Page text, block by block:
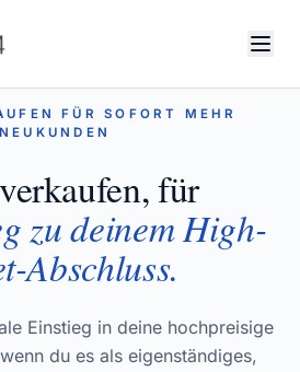
FÜR SOFORT MEHR
NEUKUNDEN
für
zu deinem High-
Abschluss.
Einstieg in deine hochpreisige
du es als eigenständiges,